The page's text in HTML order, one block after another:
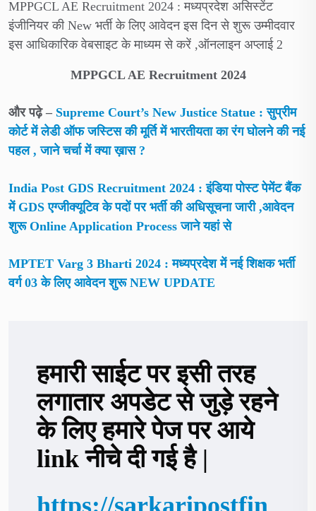
MPPGCL AE Recruitment 2024 : मध्यप्रदेश असिस्टेंट
इंजीनियर की New भर्ती के लिए आवेदन इस दिन से शुरू उम्मीदवार
इस आधिकारिक वेबसाइट के माध्यम से करें ,ऑनलाइन अप्लाई 2
MPPGCL AE Recruitment 2024
और पढ़े – Supreme Court’s New Justice Statue : सुप्रीम
कोर्ट में लेडी ऑफ जस्टिस की मूर्ति में भारतीयता का रंग घोलने की नई
पहल , जाने चर्चा में क्या ख़ास ?
India Post GDS Recruitment 2024 : इंडिया पोस्ट पेमेंट बैंक
में GDS एग्जीक्यूटिव के पदों पर भर्ती की अधिसूचना जारी ,आवेदन
शुरू Online Application Process जाने यहां से
MPTET Varg 3 Bharti 2024 : मध्यप्रदेश में नई शिक्षक भर्ती
वर्ग 03 के लिए आवेदन शुरू NEW UPDATE
हमारी साईट पर इसी तरह
लगातार अपडेट से जुड़े रहने
के लिए हमारे पेज पर आये
link नीचे दी गई है |